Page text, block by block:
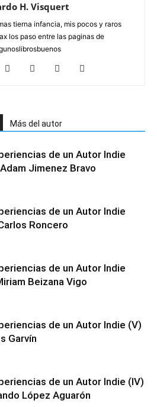
H. Visquert
tierna infancia, mis pocos y raros
los paso entre las paginas de
Más del autor
de un Autor Indie
Jimenez Bravo
de un Autor Indie
Roncero
de un Autor Indie
Beizana Vigo
de un Autor Indie (V)
Garvín
de un Autor Indie (IV)
López Aguarón